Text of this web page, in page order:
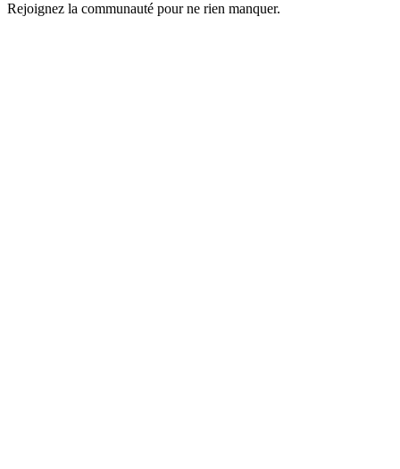
Rejoignez la communauté pour ne rien manquer.